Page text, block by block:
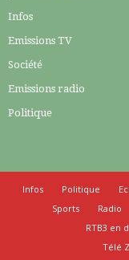
Infos
Emissions TV
Société
Emissions radio
Politique
Infos Politique
Sports
Radio
RTB3 en
Télé